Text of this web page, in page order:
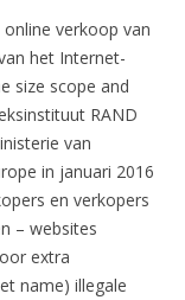
verkoop van
het Internet-
size scope and
RAND
van
in januari 2016
en verkopers
– websites
extra
name) illegale